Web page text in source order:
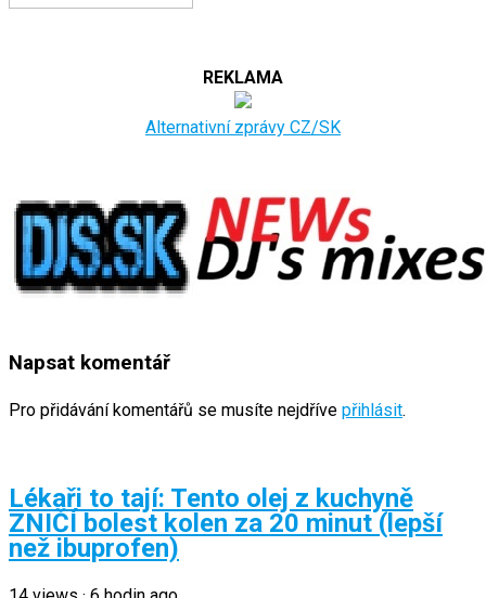
REKLAMA
Alternativní zprávy CZ/SK
Napsat komentář
Pro přidávání komentářů se musíte nejdříve přihlásit.
Lékaři to tají: Tento olej z kuchyně
ZNIČÍ bolest kolen za 20 minut (lepší
než ibuprofen)